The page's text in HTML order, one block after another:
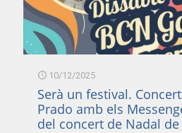
10/12/2025
Serà un festival.
Prado amb els
del concert de Nadal de